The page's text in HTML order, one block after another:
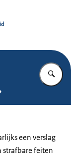
een verslag
strafbare feiten